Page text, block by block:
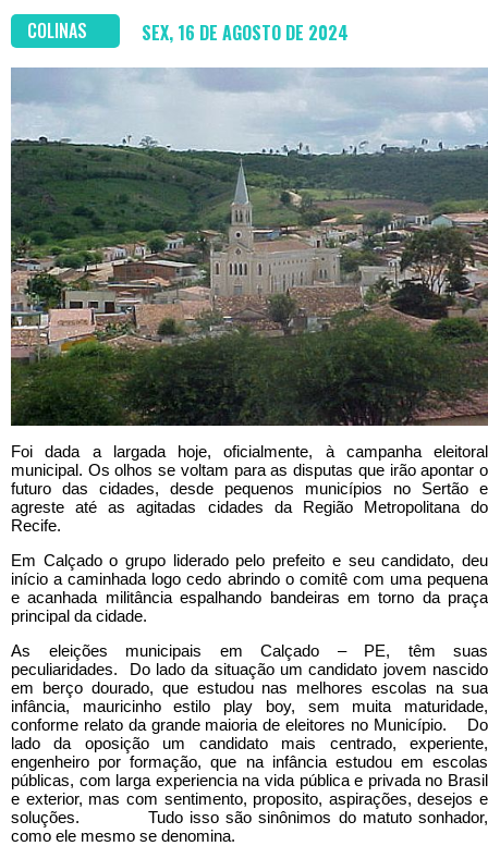
COLINAS SEX, 16 DE AGOSTO DE 2024
Foi dada a largada hoje, oficialmente, à campanha eleitoral
municipal. Os olhos se voltam para as disputas que irão apontar o
futuro das cidades, desde pequenos municípios no Sertão e
agreste até as agitadas cidades da Região Metropolitana do
Recife.
Em Calçado o grupo liderado pelo prefeito e seu candidato, deu
início a caminhada logo cedo abrindo o comitê com uma pequena
e acanhada militância espalhando bandeiras em torno da praça
principal da cidade.
As eleições municipais em Calçado – PE, têm suas
peculiaridades. Do lado da situação um candidato jovem nascido
em berço dourado, que estudou nas melhores escolas na sua
infância, mauricinho estilo play boy, sem muita maturidade,
conforme relato da grande maioria de eleitores no Município. Do
lado da oposição um candidato mais centrado, experiente,
engenheiro por formação, que na infância estudou em escolas
públicas, com larga experiencia na vida pública e privada no Brasil
e exterior, mas com sentimento, proposito, aspirações, desejos e
soluções. Tudo isso são sinônimos do matuto sonhador,
como ele mesmo se denomina.